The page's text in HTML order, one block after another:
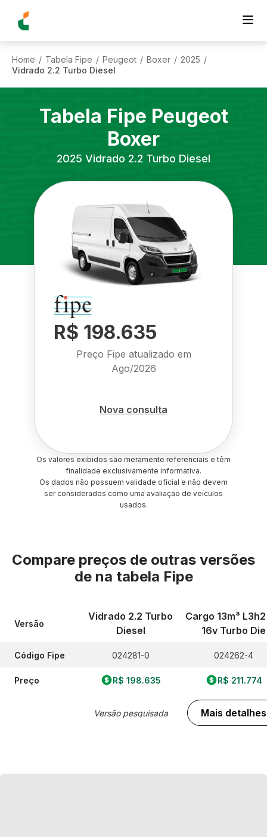
Home / Tabela Fipe / Peugeot / Boxer / 2025 /
Vidrado 2.2 Turbo Diesel
Tabela Fipe Peugeot
Boxer
2025 Vidrado 2.2 Turbo Diesel
R$ 198.635
Preço Fipe atualizado em
Ago/2026
Nova consulta
Os valores exibidos são meramente referenciais e têm
finalidade exclusivamente informativa.
Os dados não possuem validade oficial e não devem
ser considerados como uma avaliação de veículos
usados.
Compare preços de outras versões
de na tabela Fipe
Versão
Código Fipe
Preço
Vidrado 2.2 Turbo
Diesel
024281-0
R$ 198.635
Versão pesquisada
Cargo 13m³
16v Turbo Die
024262-4
R$ 211.774
Mais detalhes